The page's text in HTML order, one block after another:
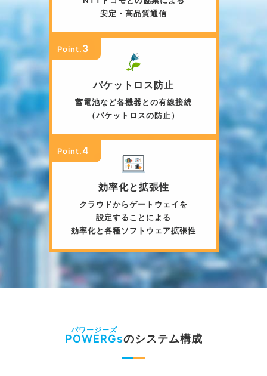
安定・高品質通信
Point.3
パケットロス防止
蓄電池など各機器との有線接続​
（パケットロスの防止）
Point.4
効率化と拡張性
クラウドからゲートウェイを
設定することによる
効率化と各種ソフトウェア拡張性
POWERGsのシステム構成